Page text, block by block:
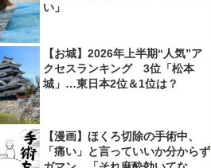
い」
【お城】2026年上半期“人気”ア
クセスランキング 3位「松本
城」…東日本2位＆1位は？
【漫画】ほくろ切除の手術中、
「痛い」と言っていいか分からず